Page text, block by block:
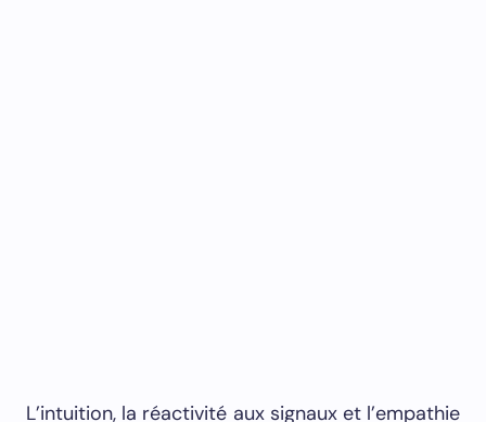
L’intuition, la réactivité aux signaux et l’empathie